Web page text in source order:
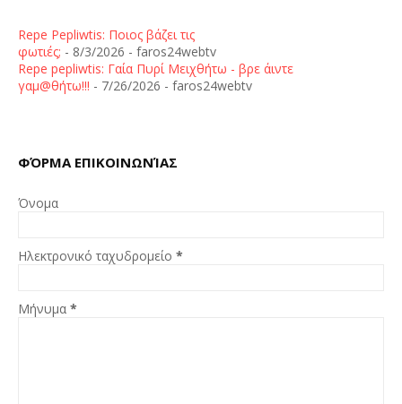
Repe Pepliwtis: Ποιος βάζει τις
φωτιές; - 8/3/2026 - faros24webtv
Repe pepliwtis: Γαία Πυρί Μειχθήτω - βρε άιντε
γαμ@θήτω!!! - 7/26/2026 - faros24webtv
ΦΌΡΜΑ ΕΠΙΚΟΙΝΩΝΊΑΣ
Όνομα
Ηλεκτρονικό ταχυδρομείο *
Μήνυμα *